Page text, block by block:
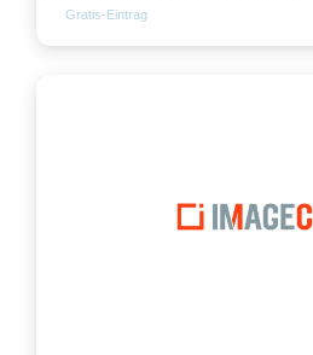
Gratis-Eintrag